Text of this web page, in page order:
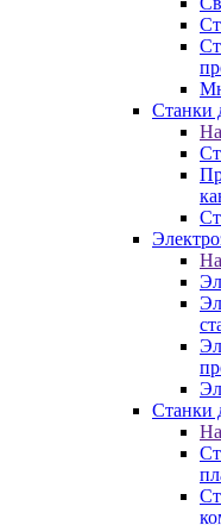
Станки
Станки